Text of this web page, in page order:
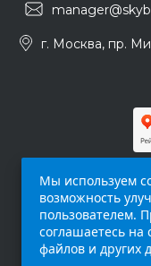
г. Москва, пр.
Мы используем
возможность
пользователем.
соглашаетесь на
файлов и других